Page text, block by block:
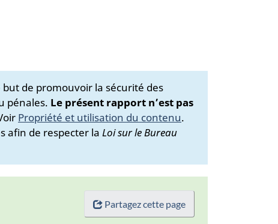
de promouvoir la sécurité des
pénales. Le présent rapport n’est pas
Propriété et utilisation du contenu.
afin de respecter la Loi sur le Bureau
Partagez cette page